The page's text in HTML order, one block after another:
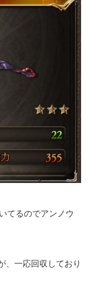
てるのでアンノウ
、一応回収しており